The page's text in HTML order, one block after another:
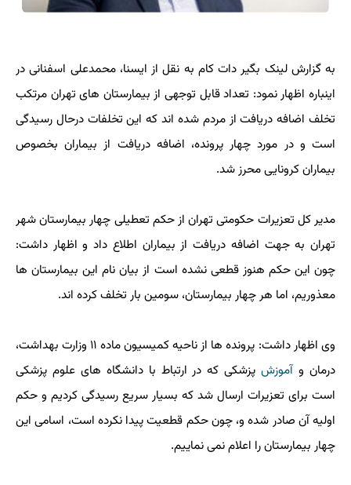
به گزارش لینک بگیر دات کام به نقل از ایسنا، محمدعلی اسفنانی در
اینباره اظهار نمود: تعداد قابل توجهی از بیمارستان های تهران مرتکب
تخلف اضافه دریافت از مردم شده اند که این تخلفات درحال رسیدگی
است و در مورد چهار پرونده، اضافه دریافت از بیماران بخصوص
بیماران کرونایی محرز شد.
مدیر کل تعزیرات حکومتی تهران از حکم تعطیلی چهار بیمارستان شهر
تهران به جهت اضافه دریافت از بیماران اطلاع داد و اظهار داشت:
چون این حکم هنوز قطعی نشده است از بیان نام این بیمارستان ها
معذوریم، اما هر چهار بیمارستان، سومین بار تخلف کرده اند.
وی اظهار داشت: پرونده ها از ناحیه کمیسیون ماده ۱۱ وزارت بهداشت،
درمان وآموزشپزشکی که در ارتباط با دانشگاه های علوم پزشکی
است برای تعزیرات ارسال شد که بسیار سریع رسیدگی کردیم و حکم
اولیه آن صادر شده و، چون حکم قطعیت پیدا نکرده است، اسامی این
چهار بیمارستان را اعلام نمی نماییم.